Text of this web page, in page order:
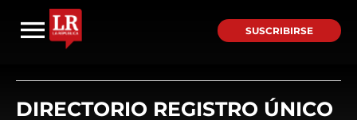
SUSCRIBIRSE
DIRECTORIO REGISTRO ÚNICO